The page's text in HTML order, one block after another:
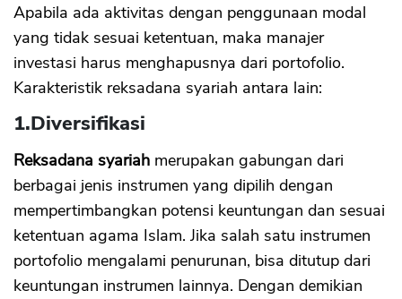
Apabila ada aktivitas dengan penggunaan modal
yang tidak sesuai ketentuan, maka manajer
investasi harus menghapusnya dari portofolio.
Karakteristik reksadana syariah antara lain:
1.Diversifikasi
Reksadana syariah merupakan gabungan dari
berbagai jenis instrumen yang dipilih dengan
mempertimbangkan potensi keuntungan dan sesuai
ketentuan agama Islam. Jika salah satu instrumen
portofolio mengalami penurunan, bisa ditutup dari
keuntungan instrumen lainnya. Dengan demikian